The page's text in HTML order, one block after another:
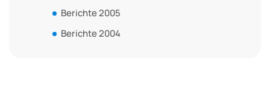
Berichte 2005
Berichte 2004